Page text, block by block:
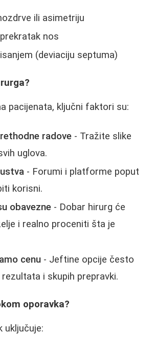
ili asimetriju
nos
(deviaciju septuma)
pacijenata, ključni faktori su:
radove - Tražite slike
uglova.
- Forumi i platforme poput
korisni.
obavezne - Dobar hirurg će
i realno proceniti šta je
cenu - Jeftine opcije često
i skupih prepravki.
oporavka?
uključuje: